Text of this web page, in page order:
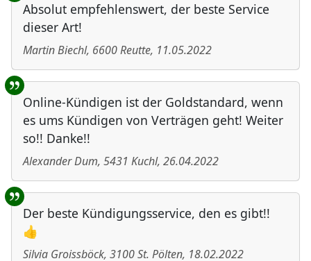
Absolut empfehlenswert, der beste Service
dieser Art!
Martin Biechl, 6600Reutte, 11.05.2022
Online-Kündigen ist der Goldstandard, wenn
es ums Kündigen von Verträgen geht! Weiter
so!! Danke!!
Alexander Dum, 5431 Kuchl, 26.04.2022
Der beste Kündigungsservice, den es gibt!!
👍
Silvia Groissböck, 3100St. Pölten, 18.02.2022